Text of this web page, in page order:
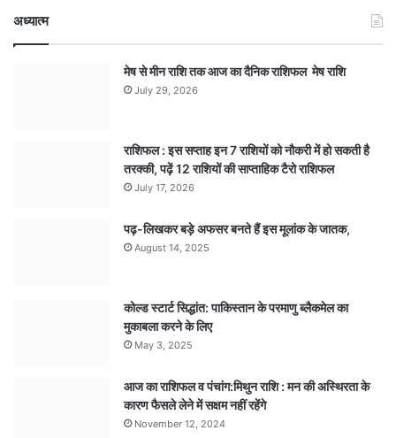
अध्यात्म
मेष से मीन राशि तक आज का दैनिक राशिफल मेष राशि
July 29, 2026
राशिफल : इस सप्ताह इन 7 राशियों को नौकरी में हो सकती है
तरक्की, पढ़ें 12 राशियों की साप्ताहिक टैरो राशिफल
July 17, 2026
पढ़-लिखकर बड़े अफसर बनते हैं इस मूलांक के जातक,
August 14, 2025
कोल्ड स्टार्ट सिद्धांत: पाकिस्तान के परमाणु ब्लैकमेल का
मुकाबला करने के लिए
May 3, 2025
आज का राशिफल व पंचांग:मिथुन राशि : मन की अस्थिरता के
कारण फैसले लेने में सक्षम नहीं रहेंगे
November 12, 2024